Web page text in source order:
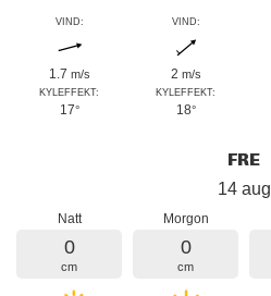
VIND:
1.7 m/s
KYLEFFEKT:
17°
VIND:
2 m/s
KYLEFFEKT:
18°
FRE
14 aug
Natt
0
cm
Morgon
0
cm